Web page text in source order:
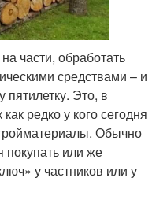
части, обработать
средствами – и
Это, в
редко у кого сегодня
Обычно
покупать или же
у частников или у